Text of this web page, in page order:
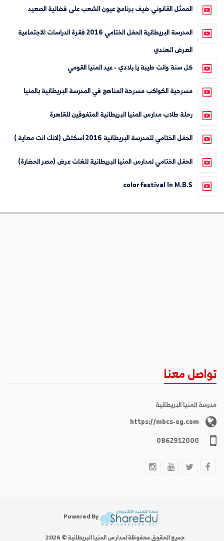
الممثل القانوني ضيف برنامج عيون الشعب على فضائية الصعيد
المدرسة البريطانية الحفل الختامي 2016 فقرة الدراسات الاجتماعية
العرض الهندي
كل سنة وانت طيبة يا بلادي - عيد المنيا القومي
مسرحية الكواكب مسرحة المناهج في المدرسة البريطانية بالمنيا
رحلة طلاب مدارس المنيا البريطانية المتفوقين للقاهرة
الحفل الختامي للمدرسة البريطانية 2016 اسكتش (لانك انت معاية )
الحفل الختامي لمدارس المنيا البريطانية للغات عرض (مصر الحضارة)
color festival In M.B.S
تواصل معنا
مدرسة المنيا البريطانية
https://mbcs-eg.com
0862912000
جميع الحقوق محفوظة لمدارس المنيا البريطانية © 2026